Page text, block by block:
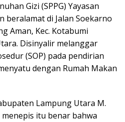
r
e
Gizi (SPPG) Yayasan
beralamat di Jalan Soekarno
Aman, Kec. Kotabumi
Disinyalir melanggar
(SOP) pada pendirian
dengan Rumah Makan
Lampung Utara M.
itu benar bahwa